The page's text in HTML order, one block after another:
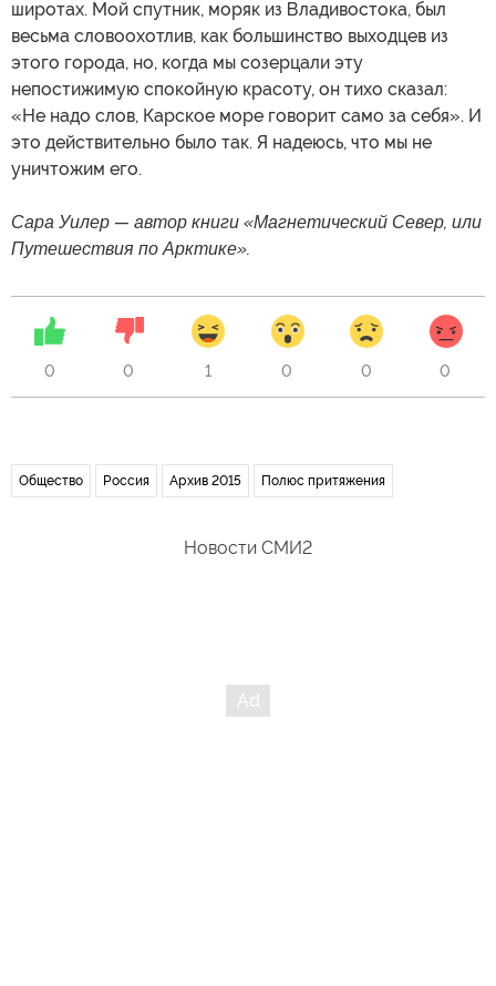
широтах. Мой спутник, моряк из Владивостока, был
весьма словоохотлив, как большинство выходцев из
этого города, но, когда мы созерцали эту
непостижимую спокойную красоту, он тихо сказал:
«Не надо слов, Карское море говорит само за себя». И
это действительно было так. Я надеюсь, что мы не
уничтожим его.
Сара Уилер — автор книги «Магнетический Север, или
Путешествия по Арктике».
0 0 1 0 0 0
Общество Россия Архив 2015 Полюс притяжения
Новости СМИ2